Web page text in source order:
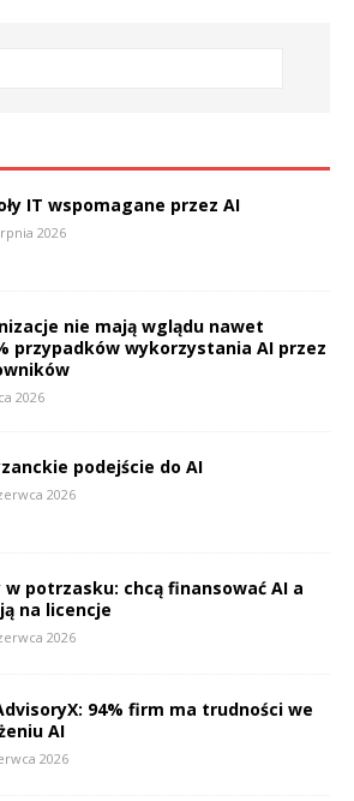
IT wspomagane przez AI
2026
nie mają wglądu nawet
przypadków wykorzystania AI przez
2026
podejście do AI
2026
w potrzasku: chcą finansować AI a
na licencje
2026
94% firm ma trudności we
AI
2026